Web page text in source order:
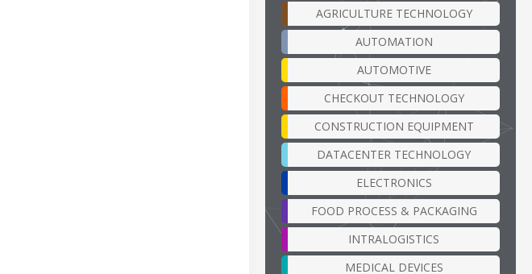
AGRICULTURE TECHNOLOGY
AUTOMATION
AUTOMOTIVE
CHECKOUT TECHNOLOGY
CONSTRUCTION EQUIPMENT
DATACENTER TECHNOLOGY
ELECTRONICS
FOOD PROCESS & PACKAGING
INTRALOGISTICS
MEDICAL DEVICES